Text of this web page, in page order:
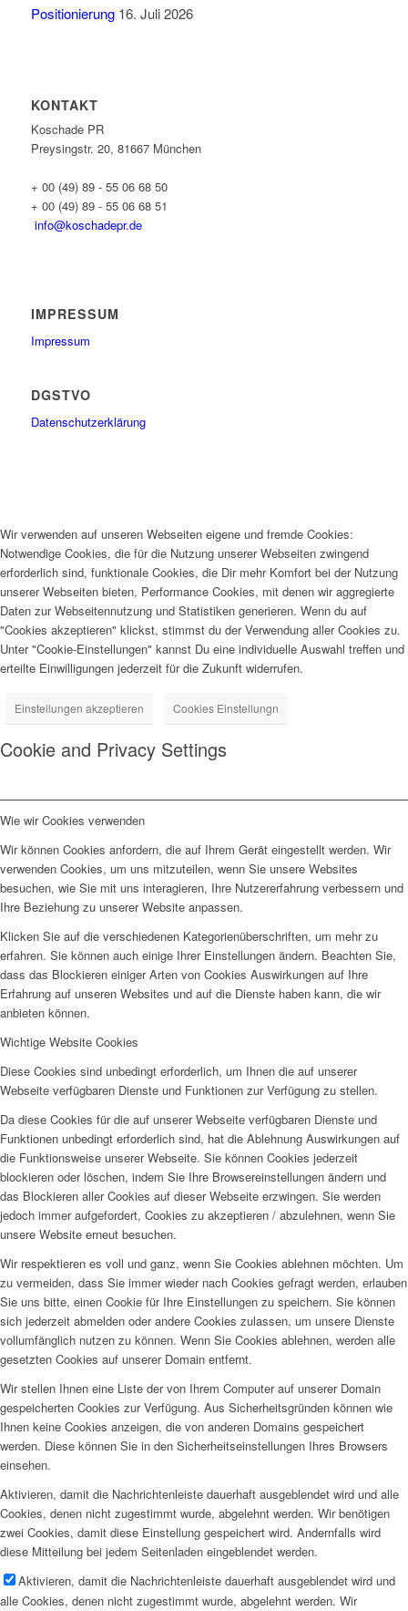
Positionierung 16. Juli 2026
KONTAKT
Koschade PR
Preysingstr. 20, 81667 München
+ 00 (49) 89 - 55 06 68 50
+ 00 (49) 89 - 55 06 68 51
info@koschadepr.de
IMPRESSUM
Impressum
DGSTVO
Datenschutzerklärung
Wir verwenden auf unseren Webseiten eigene und fremde Cookies:
Notwendige Cookies, die für die Nutzung unserer Webseiten zwingend
erforderlich sind, funktionale Cookies, die Dir mehr Komfort bei der Nutzung
unserer Webseiten bieten, Performance Cookies, mit denen wir aggregierte
Daten zur Webseitennutzung und Statistiken generieren. Wenn du auf
"Cookies akzeptieren" klickst, stimmst du der Verwendung aller Cookies zu.
Unter "Cookie-Einstellungen" kannst Du eine individuelle Auswahl treffen und
erteilte Einwilligungen jederzeit für die Zukunft widerrufen.
Einstellungen akzeptieren Cookies Einstellungn
Cookie and Privacy Settings
Wie wir Cookies verwenden
Wir können Cookies anfordern, die auf Ihrem Gerät eingestellt werden. Wir
verwenden Cookies, um uns mitzuteilen, wenn Sie unsere Websites
besuchen, wie Sie mit uns interagieren, Ihre Nutzererfahrung verbessern und
Ihre Beziehung zu unserer Website anpassen.
Klicken Sie auf die verschiedenen Kategorienüberschriften, um mehr zu
erfahren. Sie können auch einige Ihrer Einstellungen ändern. Beachten Sie,
dass das Blockieren einiger Arten von Cookies Auswirkungen auf Ihre
Erfahrung auf unseren Websites und auf die Dienste haben kann, die wir
anbieten können.
Wichtige Website Cookies
Diese Cookies sind unbedingt erforderlich, um Ihnen die auf unserer
Webseite verfügbaren Dienste und Funktionen zur Verfügung zu stellen.
Da diese Cookies für die auf unserer Webseite verfügbaren Dienste und
Funktionen unbedingt erforderlich sind, hat die Ablehnung Auswirkungen auf
die Funktionsweise unserer Webseite. Sie können Cookies jederzeit
blockieren oder löschen, indem Sie Ihre Browsereinstellungen ändern und
das Blockieren aller Cookies auf dieser Webseite erzwingen. Sie werden
jedoch immer aufgefordert, Cookies zu akzeptieren / abzulehnen, wenn Sie
unsere Website erneut besuchen.
Wir respektieren es voll und ganz, wenn Sie Cookies ablehnen möchten. Um
zu vermeiden, dass Sie immer wieder nach Cookies gefragt werden, erlauben
Sie uns bitte, einen Cookie für Ihre Einstellungen zu speichern. Sie können
sich jederzeit abmelden oder andere Cookies zulassen, um unsere Dienste
vollumfänglich nutzen zu können. Wenn Sie Cookies ablehnen, werden alle
gesetzten Cookies auf unserer Domain entfernt.
Wir stellen Ihnen eine Liste der von Ihrem Computer auf unserer Domain
gespeicherten Cookies zur Verfügung. Aus Sicherheitsgründen können wie
Ihnen keine Cookies anzeigen, die von anderen Domains gespeichert
werden. Diese können Sie in den Sicherheitseinstellungen Ihres Browsers
einsehen.
Aktivieren, damit die Nachrichtenleiste dauerhaft ausgeblendet wird und alle
Cookies, denen nicht zugestimmt wurde, abgelehnt werden. Wir benötigen
zwei Cookies, damit diese Einstellung gespeichert wird. Andernfalls wird
diese Mitteilung bei jedem Seitenladen eingeblendet werden.
Aktivieren, damit die Nachrichtenleiste dauerhaft ausgeblendet wird und
alle Cookies, denen nicht zugestimmt wurde, abgelehnt werden. Wir